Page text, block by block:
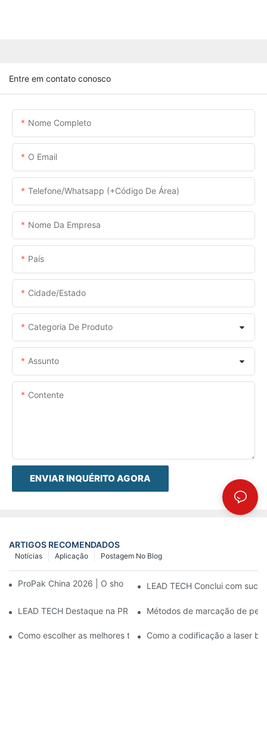
Entre em contato conosco
Nome Completo
O Email
Telefone/whatsapp (+código De Área)
Nome Da Empresa
País
Cidade/estado
Categoria De Produto
Assunto
Contente
ENVIAR INQUÉRITO AGORA
ARTIGOS RECOMENDADOS
Postagem No Blog
Aplicação
Notícias
ProPak China 2026 | O show termina, nosso serviço não.
LEAD TECH Conclui com
LEAD TECH Destaque na PR Newswire: Apresentação de
Métodos de marcação de
Como escolher as melhores tecnologias para codificação e
Como a codificação a laser